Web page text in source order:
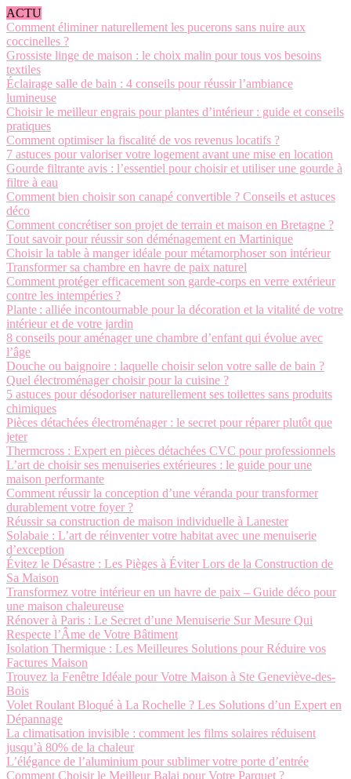
ACTU
Comment éliminer naturellement les pucerons sans nuire aux
coccinelles ?
Grossiste linge de maison : le choix malin pour tous vos besoins
textiles
Éclairage salle de bain : 4 conseils pour réussir l’ambiance
lumineuse
Choisir le meilleur engrais pour plantes d’intérieur : guide et conseils
pratiques
Comment optimiser la fiscalité de vos revenus locatifs ?
7 astuces pour valoriser votre logement avant une mise en location
Gourde filtrante avis : l’essentiel pour choisir et utiliser une gourde à
filtre à eau
Comment bien choisir son canapé convertible ? Conseils et astuces
déco
Comment concrétiser son projet de terrain et maison en Bretagne ?
Tout savoir pour réussir son déménagement en Martinique
Choisir la table à manger idéale pour métamorphoser son intérieur
Transformer sa chambre en havre de paix naturel
Comment protéger efficacement son garde-corps en verre extérieur
contre les intempéries ?
Plante : alliée incontournable pour la décoration et la vitalité de votre
intérieur et de votre jardin
8 conseils pour aménager une chambre d’enfant qui évolue avec
l’âge
Douche ou baignoire : laquelle choisir selon votre salle de bain ?
Quel électroménager choisir pour la cuisine ?
5 astuces pour désodoriser naturellement ses toilettes sans produits
chimiques
Pièces détachées électroménager : le secret pour réparer plutôt que
jeter
Thermcross : Expert en pièces détachées CVC pour professionnels
L’art de choisir ses menuiseries extérieures : le guide pour une
maison performante
Comment réussir la conception d’une véranda pour transformer
durablement votre foyer ?
Réussir sa construction de maison individuelle à Lanester
Solabaie : L’art de réinventer votre habitat avec une menuiserie
d’exception
Évitez le Désastre : Les Pièges à Éviter Lors de la Construction de
Sa Maison
Transformez votre intérieur en un havre de paix – Guide déco pour
une maison chaleureuse
Rénover à Paris : Le Secret d’une Menuiserie Sur Mesure Qui
Respecte l’Âme de Votre Bâtiment
Isolation Thermique : Les Meilleures Solutions pour Réduire vos
Factures Maison
Trouvez la Fenêtre Idéale pour Votre Maison à Ste Geneviève-des-
Bois
Volet Roulant Bloqué à La Rochelle ? Les Solutions d’un Expert en
Dépannage
La climatisation invisible : comment les films solaires réduisent
jusqu’à 80% de la chaleur
L’élégance de l’aluminium pour sublimer votre porte d’entrée
Comment Choisir le Meilleur Balai pour Votre Parquet ?